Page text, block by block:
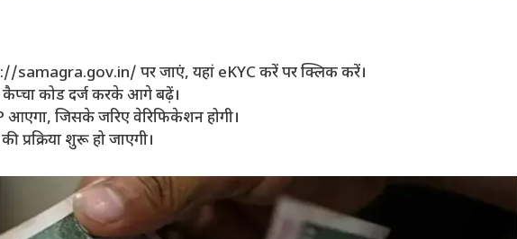
samagra.gov.in/ पर जाएं, यहां eKYC करें पर क्लिक करें।
कोड दर्ज करके आगे बढ़ें।
आएगा, जिसके जरिए वेरिफिकेशन होगी।
शुरू हो जाएगी।